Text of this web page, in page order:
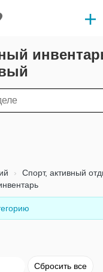
Спорт, активный
Сбросить все